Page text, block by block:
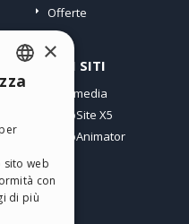
Offerte
ALTRI SITI
Incomedia
WebSite X5
WebAnimator
×
sito web
con
di più